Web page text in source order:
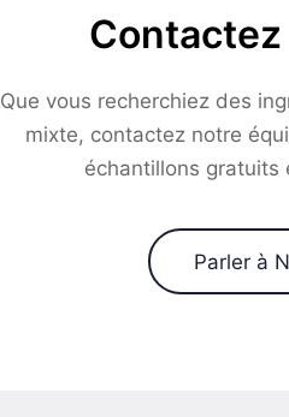
Que vous recherchiez des
mixte, contactez notre
échantillons gratuits
Parler à